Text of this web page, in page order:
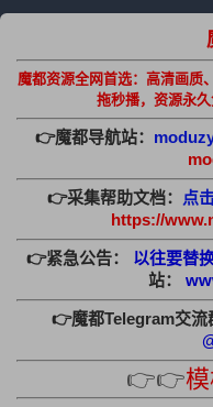
魔都资源全网首选：高清画质
拖秒播，资源永
👉魔都导航站：
👉采集帮助文档： 点
https://
👉紧急公告： 以往要替
站：
👉魔都Telegram交流
👉👉